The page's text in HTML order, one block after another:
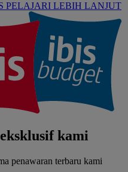
PELAJARI LEBIH LANJUT
kami
penawaran terbaru kami